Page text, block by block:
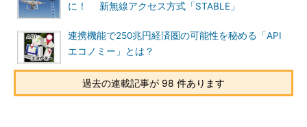
に！ 新無線アクセス方式「STABLE」
連携機能で250兆円経済圏の可能性を秘める「API
エコノミー」とは？
過去の連載記事が 98 件あります